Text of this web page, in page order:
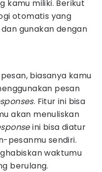
kamu miliki. Berikut
otomatis yang
gunakan dengan
biasanya kamu
pesan
. Fitur ini bisa
akan menuliskan
ini bisa diatur
pesanmu sendiri.
waktumu
berulang.